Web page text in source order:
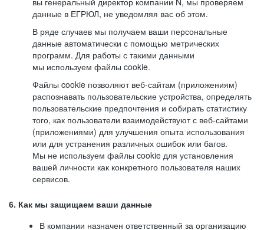
данные в ЕГРЮЛ, не уведомляя вас об этом.
В ряде случаев мы получаем ваши персональные
данные автоматически с помощью метрических
программ. Для работы с такими данными
мы используем файлы cookie.
Файлы cookie позволяют веб-сайтам (приложениям)
распознавать пользовательские устройства, определять
пользовательские предпочтения и собирать статистику
того, как пользователи взаимодействуют с веб-сайтами
(приложениями) для улучшения опыта использования
или для устранения различных ошибок или багов.
Мы не используем файлы cookie для установления
вашей личности как конкретного пользователя наших
сервисов.
6. Как мы защищаем ваши данные
В компании назначен ответственный за организацию